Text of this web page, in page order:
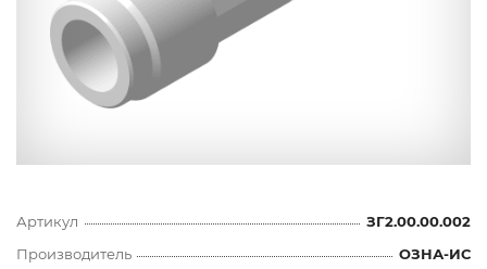
Артикул
ЗГ2.00.00.002
Производитель
ОЗНА-ИС